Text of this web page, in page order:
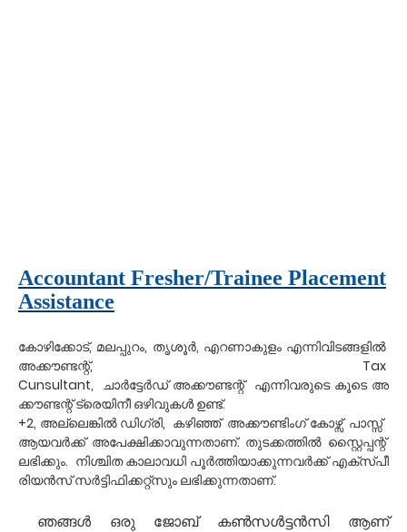
Accountant Fresher/Trainee Placement
Assistance
കോഴിക്കോട്, മലപ്പുറം, തൃശൂർ, എറണാകുളം എന്നിവിടങ്ങളിൽ
അക്കൗണ്ടന്റ്, Tax
Cunsultant,
ചാർട്ടേർഡ് അക്കൗണ്ടന്റ് എന്നിവരുടെ കൂടെ അ
ക്കൗണ്ടന്റ് ട്രെയിനീ ഒഴിവുകൾ ഉണ്ട്.
+2, അല്ലെങ്കിൽ ഡിഗ്രി, കഴിഞ്ഞ് അക്കൗണ്ടിംഗ് കോഴ്സ് പാസ്സ്
ആയവർക്ക് അപേക്ഷിക്കാവുന്നതാണ്. തുടക്കത്തിൽ സ്റ്റൈപ്പന്റ്
ലഭിക്കും. നിശ്ചിത കാലാവധി പൂർത്തിയാക്കുന്നവർക്ക് എക്സ്പീ
രിയൻസ് സർട്ടിഫിക്കറ്റ്സും ലഭിക്കുന്നതാണ്.
ഞങ്ങൾ ഒരു ജോബ് കൺസൾട്ടൻസി ആണ്